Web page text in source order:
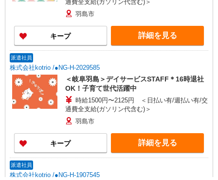
通費全支給(ガソリン代含む)＞
羽島市
キープ 詳細を見る
派遣社員
株式会社kotrio /●NG-H-2029585
＜岐阜羽島＞デイサービスSTAFF＊16時退社
OK！子育て世代活躍中
時給1500円〜2125円 ＜日払い有/週払い有/交
通費全支給(ガソリン代含む)＞
羽島市
キープ 詳細を見る
派遣社員
株式会社kotrio /●NG-H-1907545